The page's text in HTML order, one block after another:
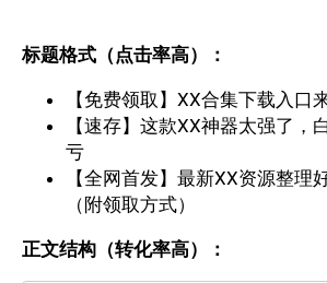
标题格式（点击率高）：
【免费领取】XX合集下载入口
【速存】这款XX神器太强了，
亏
【全网首发】最新XX资源整理
（附领取方式）
正文结构（转化率高）：